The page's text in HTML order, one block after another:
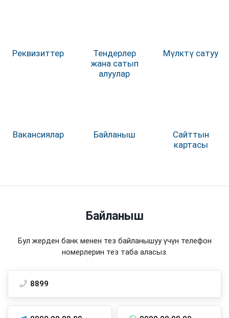
Реквизиттер
Тендерлер
жана сатып
алуулар
Мүлктү сатуу
Вакансиялар Байланыш
Сайттын
картасы
Байланыш
Бул жерден банк менен тез байланышуу үчүн телефон
номерлерин тез таба аласыз.
8899